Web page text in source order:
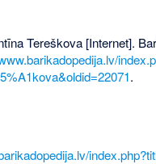
Tereškova [Internet].
.